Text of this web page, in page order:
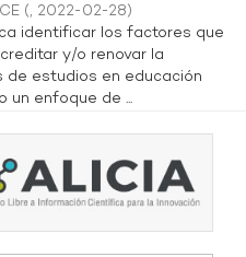
(, 2022-02-28)
identificar los factores que
y/o renovar la
estudios en educación
un enfoque de ...
la